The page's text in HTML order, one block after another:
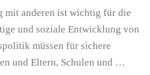
mit anderen ist wichtig für die
und soziale Entwicklung von
müssen für sichere
und Eltern, Schulen und …